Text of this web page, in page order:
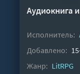
Аудиокнига
Исполнитель:
Добавлено:
Жанр: LitRPG